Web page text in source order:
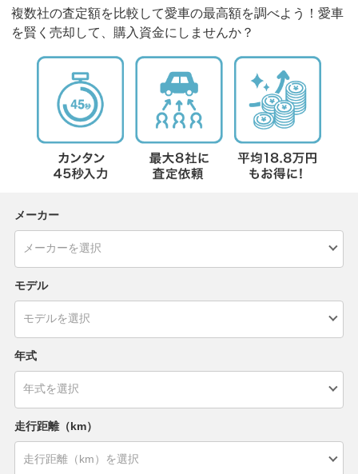
複数社の査定額を比較して愛車の最高額を調べよう！愛車
を賢く売却して、購入資金にしませんか？
メーカー
モデル
年式
走行距離（km）